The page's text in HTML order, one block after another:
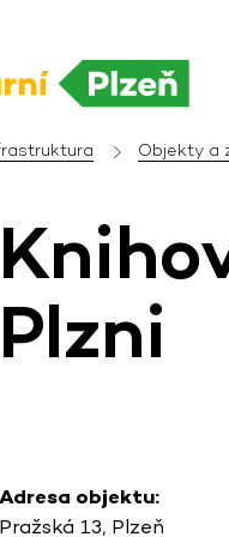
Objekty a
Plzni
Adresa objektu:
Pražská 13, Plzeň